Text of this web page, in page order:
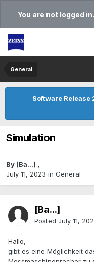
You are not logged
General
Software Release
Simulation
By [Ba...] ,
July 11, 2023 in General
[Ba...]
Posted July 11,
Hallo,
gibt es eine Möglichkeit